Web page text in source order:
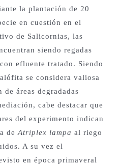
la plantación de 20
en cuestión en el
de Salicornias, las
siendo regadas
efluente tratado. Siendo
se considera valiosa
áreas degradadas
cabe destacar que
del experimento indican
deAtriplex lampa al riego
A su vez el
en época primaveral